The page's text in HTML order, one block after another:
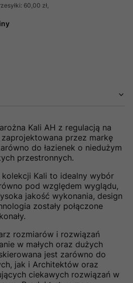
60,00 zł,
Kali AH z regulacją na
przez markę
do łazienek o niedużym
przestronnych.
Kali to idealny wybór
pod względem wyglądu,
jakość wykonania, design
zostały połączone
rozmiarów i rozwiązań
w małych oraz dużych
jest zarówno do
jak i Architektów oraz
ciekawych rozwiązań w